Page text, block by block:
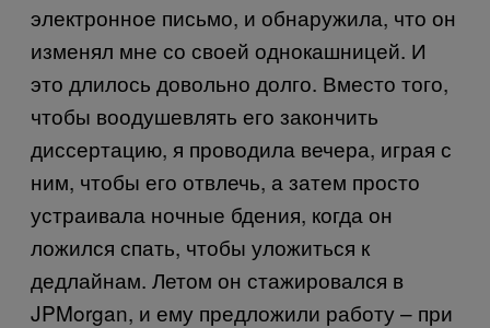
электронное письмо, и обнаружила, что он
изменял мне со своей однокашницей. И
это длилось довольно долго. Вместо того,
чтобы воодушевлять его закончить
диссертацию, я проводила вечера, играя с
ним, чтобы его отвлечь, а затем просто
устраивала ночные бдения, когда он
ложился спать, чтобы уложиться к
дедлайнам. Летом он стажировался в
JPMorgan, и ему предложили работу – при